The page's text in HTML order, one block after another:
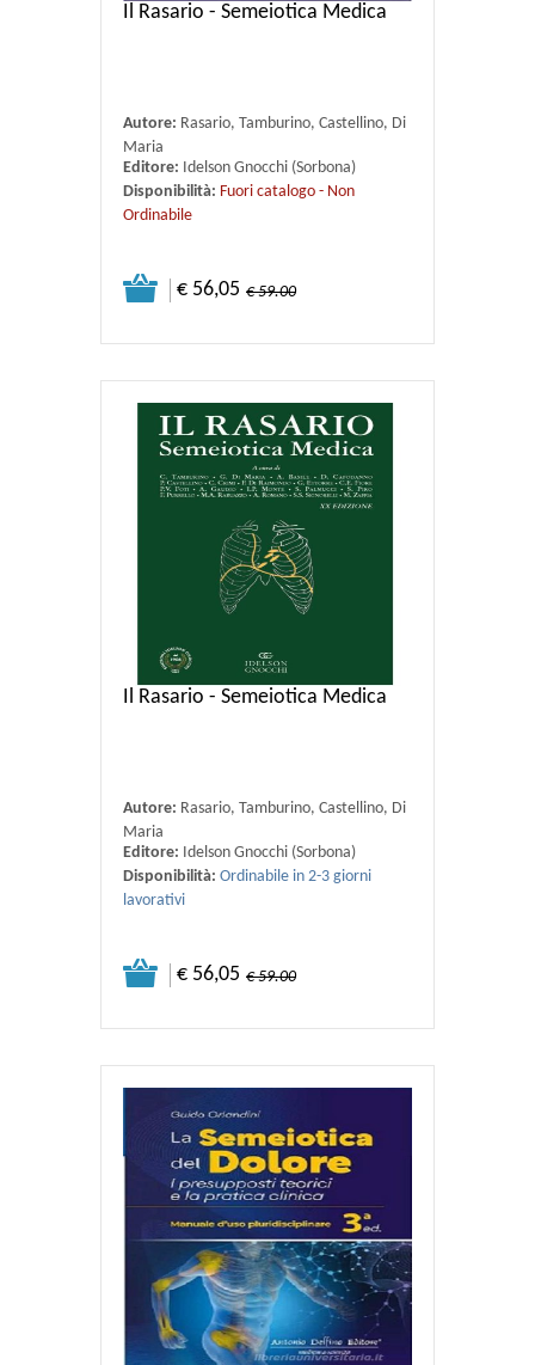
Il Rasario - Semeiotica Medica
Autore: Rasario, Tamburino, Castellino, Di
Maria
Editore: Idelson Gnocchi (Sorbona)
Disponibilità: Fuori catalogo - Non
Ordinabile
€ 56,05 € 59.00
Il Rasario - Semeiotica Medica
Autore: Rasario, Tamburino, Castellino, Di
Maria
Editore: Idelson Gnocchi (Sorbona)
Disponibilità: Ordinabile in 2-3 giorni
lavorativi
€ 56,05 € 59.00